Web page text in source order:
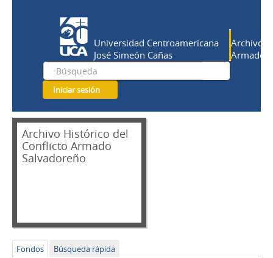
Universidad Centroamericana
José Simeón Cañas
Archivo
Armado
Iniciar sesión
Archivo Histórico del
Conflicto Armado
Salvadoreño
Fondos
Búsqueda rápida